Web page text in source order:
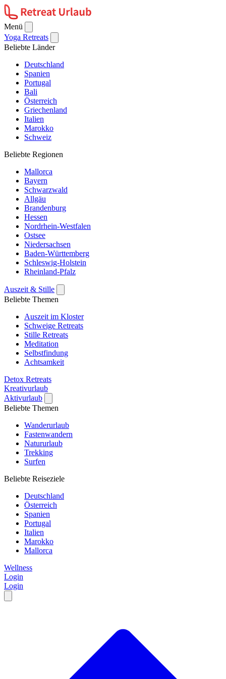
Menü
Yoga Retreats
Beliebte Länder
Deutschland
Spanien
Portugal
Bali
Österreich
Griechenland
Italien
Marokko
Schweiz
Beliebte Regionen
Mallorca
Bayern
Schwarzwald
Allgäu
Brandenburg
Hessen
Nordrhein-Westfalen
Ostsee
Niedersachsen
Baden-Württemberg
Schleswig-Holstein
Rheinland-Pfalz
Auszeit & Stille
Beliebte Themen
Auszeit im Kloster
Schweige Retreats
Stille Retreats
Meditation
Selbstfindung
Achtsamkeit
Detox Retreats
Kreativurlaub
Aktivurlaub
Beliebte Themen
Wanderurlaub
Fastenwandern
Natururlaub
Trekking
Surfen
Beliebte Reiseziele
Deutschland
Österreich
Spanien
Portugal
Italien
Marokko
Mallorca
Wellness
Login
Login